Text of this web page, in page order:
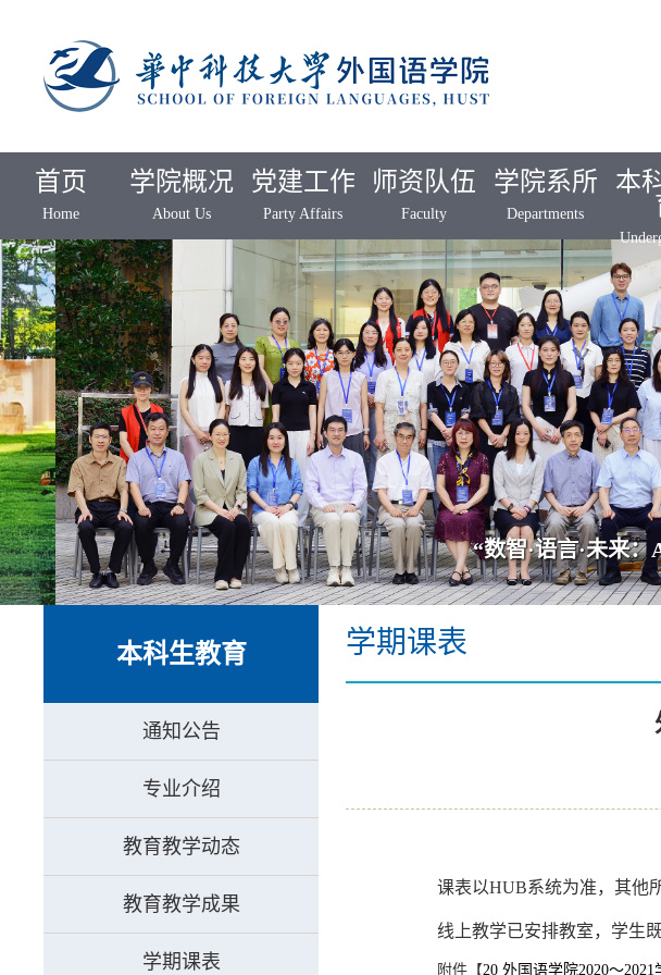
首页
Home
学院概况
About Us
党建工作
Party Affairs
师资队伍
Faculty
学院系所
Departments
本
“数智·语言·未来：AI时
本科生教育
通知公告
专业介绍
教育教学动态
教育教学成果
学期课表
学期课表
课表以HUB系统为准，其他
线上教学已安排教室，学生
附件【20 外国语学院2020～